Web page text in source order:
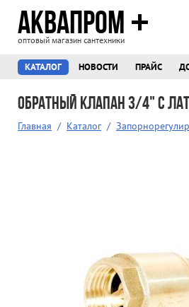
АКВАПРОМ
оптовый магазин сантехники
КАТАЛОГ НОВОСТИ ПРАЙС
Обратный клапан 3/4" с
Главная / Каталог /